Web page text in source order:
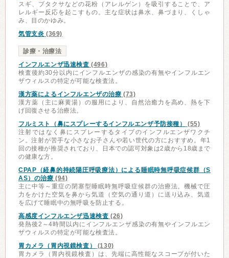
スギ、ブタクサなどの花粉（アレルゲン）を吸引することで、ア
レルギー反応を起こすもの。主な症状は鼻水、鼻づまり、くしゃ
み、目のかゆみ。
気管支炎 (369)
診療・治療法
インフルエンザ迅速検査 (496)
検査後約30分以内にインフルエンザの感染の有無やインフルエン
ザウィルスの特定が可能な検査法。
漢方薬によるインフルエンザの治療 (73)
漢方薬（主に麻黄湯）の服用により、自然治癒力を高め、熱を下
げ回復させる治療法。
フルミスト（鼻にスプレーするインフルエンザ予防接種）
(55)
注射ではなく鼻にスプレーするタイプのインフルエンザワクチ
ン。注射が苦手な小さなお子さんや若い世代の方におすすめ。年1
回の接種が推奨されており、日本での認可対象は2歳から18歳まで
の健康な方。
CPAP（経鼻的持続陽圧呼吸療法）による睡眠時無呼吸症候群（S
AS）の治療 (94)
主に中等～重症の閉塞型睡眠時無呼吸症候群の治療法。機械で圧
力をかけた空気を鼻から気道（空気の通り道）に送り込み、気道
を広げて睡眠中の無呼吸を防止する。
高感度インフルエンザ迅速検査 (26)
発熱後2～4時間以内にインフルエンザ感染の有無やインフルエン
ザウィルスの特定が可能な検査法。
胃カメラ（胃内視鏡検査）
(130)
胃カメラ（胃内視鏡検査）は、先端に高性能なスコープが付いた